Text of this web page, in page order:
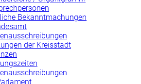
Bekanntmachungen
der Kreisstadt